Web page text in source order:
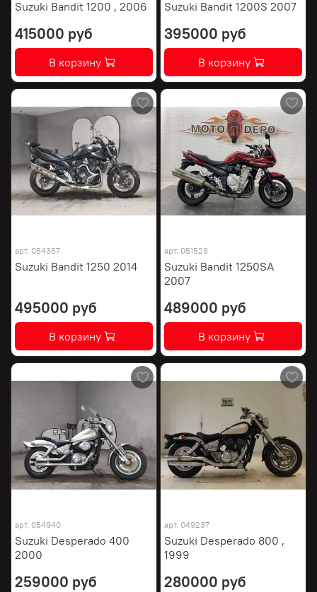
Suzuki Bandit 1200 , 2006
415000 руб
В корзину
Suzuki Bandit 1200S 2007
395000 руб
В корзину
арт. 054357
Suzuki Bandit 1250 2014
495000 руб
В корзину
арт. 051528
Suzuki Bandit 1250SA
2007
489000 руб
В корзину
арт. 054940
Suzuki Desperado 400
2000
259000 руб
арт. 049237
Suzuki Desperado 800 ,
1999
280000 руб